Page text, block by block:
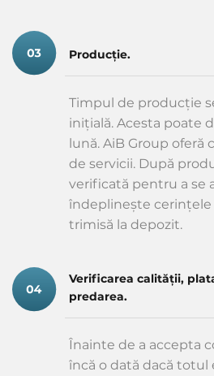
Producție.
Timpul de producție
inițială. Acesta poate
lună. AiB Group oferă
de servicii. După
verificată pentru a se
îndeplinește
trimisă la depozit.
Verificarea calității,
predarea.
Înainte de a accepta
încă o dată dacă totul